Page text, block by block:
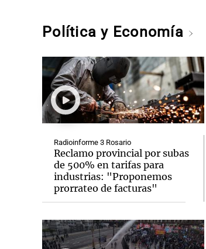
Política y Economía
Radioinforme 3 Rosario
Reclamo provincial por subas
de 500% en tarifas para
industrias: "Proponemos
prorrateo de facturas"